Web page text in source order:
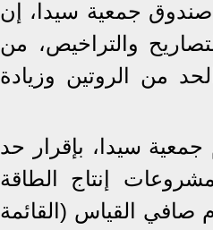
صندوق جمعية سيدا، إن
والتراخيص، من
من الروتين وزيادة
سيدا، بإقرار حد
إنتاج الطاقة
صافي القياس (القائمة